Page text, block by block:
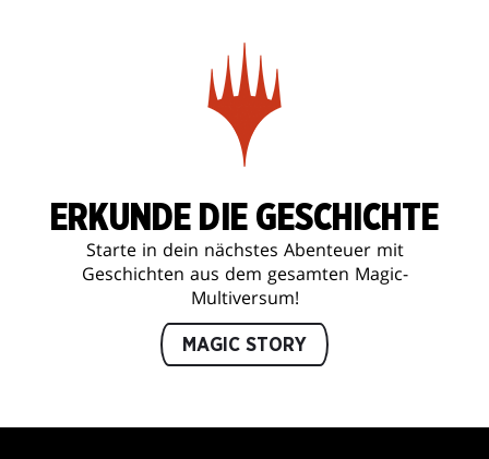
ERKUNDE DIE GESCHICHTE
Starte in dein nächstes Abenteuer mit
Geschichten aus dem gesamten Magic-
Multiversum!
MAGIC STORY